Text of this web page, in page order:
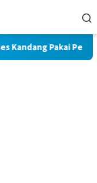
Pakai Peraga Adat